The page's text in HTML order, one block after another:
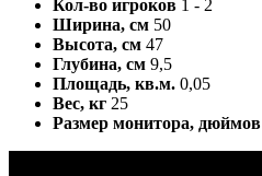
Кол-во игроков 1 - 2
Ширина, см 50
Высота, см 47
Глубина, см 9,5
Площадь, кв.м. 0,05
Вес, кг 25
Размер монитора, дюймов